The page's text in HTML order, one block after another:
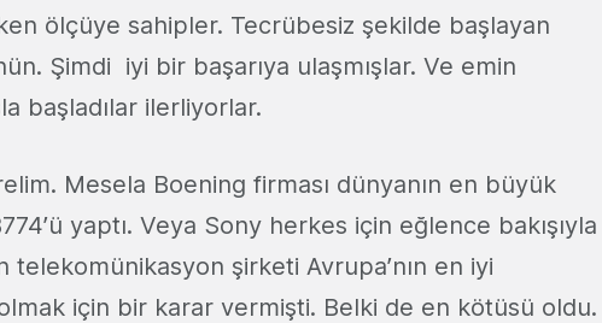
ölçüye sahipler. Tecrübesiz şekilde başlayan
Şimdi iyi bir başarıya ulaşmışlar. Ve emin
başladılar ilerliyorlar.
Mesela Boening firması dünyanın en büyük
yaptı. Veya Sony herkes için eğlence bakışıyla
telekomünikasyon şirketi Avrupa’nın en iyi
için bir karar vermişti. Belki de en kötüsü oldu.